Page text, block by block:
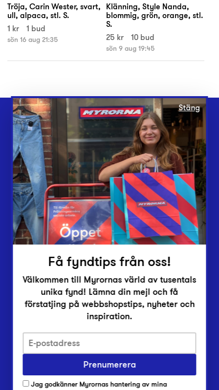
Tröja, Carin Wester, svart,
ull, alpaca, stl. S.
1 kr
1 bud
sön 16 aug 21:35
Klänning, Style Nanda,
blommig, grön, orange, stl.
S.
25 kr
10 bud
sön 9 aug 19:45
Webbshop
Butiker
Lämna in
Vårt överskott
Inlämningsplatser
Om Myrorna
Lediga jobb
Pressrum
Integritetsskyddspolicy
Har du frågor om onlineköp, leverans eller retur?
Har du frågor om vår verksamhet?
Stäng
Få fyndtips från oss!
Välkommen till Myrornas värld av tusentals
unika fynd! Lämna din mejl och få
förstatjing på webbshopstips, nyheter och
inspiration.
Prenumerera
Jag godkänner Myrornas hantering av mina